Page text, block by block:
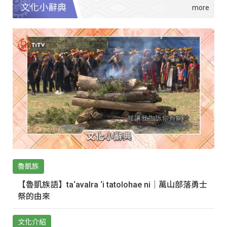
文化小辭典
魯凱族
【魯凱族語】ta‘avalra ‘i tatolohae ni｜萬山部落勇士
祭的由來
文化介紹